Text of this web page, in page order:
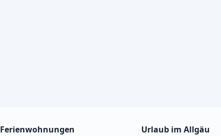
Ferienwohnungen Urlaub im Allgäu